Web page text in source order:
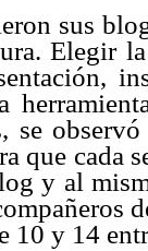
sus
Elegir
se
que cada
y al
10 y 14